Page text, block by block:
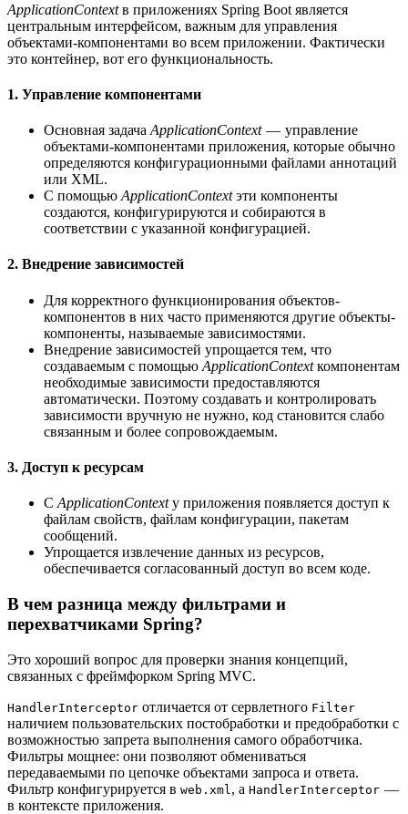
ApplicationContextв приложениях Spring Boot является
центральным интерфейсом, важным для управления
объектами-компонентами во всем приложении. Фактически
это контейнер, вот его функциональность.
1. Управление компонентами
Основная задача ApplicationContext— управление
объектами-компонентами приложения, которые обычно
определяются конфигурационными файлами аннотаций
или XML.
С помощью ApplicationContextэти компоненты
создаются, конфигурируются и собираются в
соответствии с указанной конфигурацией.
2. Внедрение зависимостей
Для корректного функционирования объектов-
компонентов в них часто применяются другие объекты-
компоненты, называемые зависимостями.
Внедрение зависимостей упрощается тем, что
создаваемым с помощью ApplicationContextкомпонентам
необходимые зависимости предоставляются
автоматически. Поэтому создавать и контролировать
зависимости вручную не нужно, код становится слабо
связанным и более сопровождаемым.
3. Доступ к ресурсам
С ApplicationContextу приложения появляется доступ к
файлам свойств, файлам конфигурации, пакетам
сообщений.
Упрощается извлечение данных из ресурсов,
обеспечивается согласованный доступ во всем коде.
В чем разница между фильтрами и
перехватчиками Spring?
Это хороший вопрос для проверки знания концепций,
связанных с фреймфорком Spring MVC.
HandlerInterceptor отличается от сервлетного Filter
наличием пользовательских постобработки и предобработки с
возможностью запрета выполнения самого обработчика.
Фильтры мощнее: они позволяют обмениваться
передаваемыми по цепочке объектами запроса и ответа.
Фильтр конфигурируется в web.xml , a HandlerInterceptor —
в контексте приложения.